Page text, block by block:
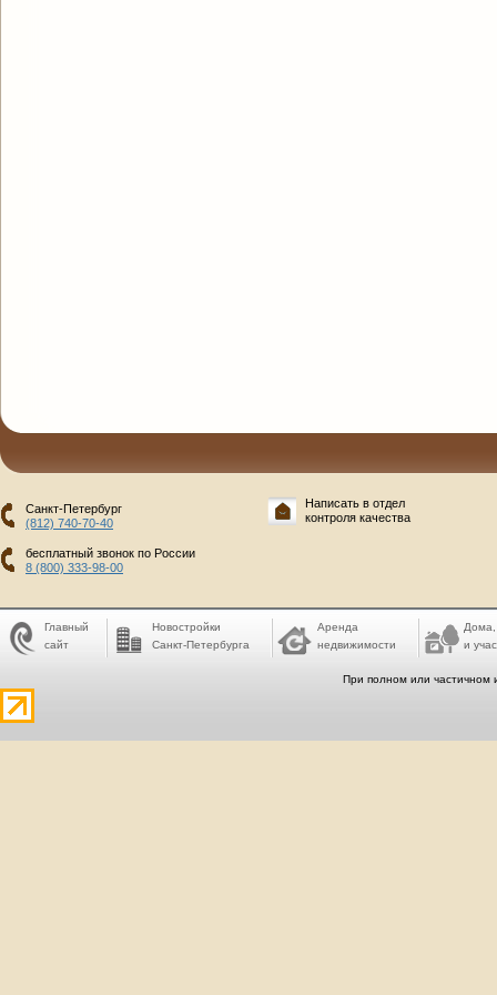
Санкт-Петербург
(812) 740-70-40
бесплатный звонок по России
8 (800) 333-98-00
Написать в отдел
контроля качества
Главный
сайт
Новостройки
Санкт-Петербурга
Аренда
недвижимости
Дома,
и
При полном или частичном